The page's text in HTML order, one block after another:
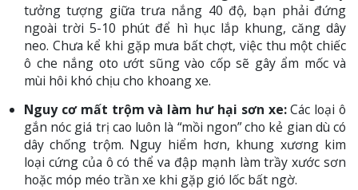
tưởng tượng giữa trưa nắng 40 độ, bạn phải đứng
ngoài trời 5-10 phút để hì hục lắp khung, căng dây
neo. Chưa kể khi gặp mưa bất chợt, việc thu một chiếc
ô che nắng oto ướt sũng vào cốp sẽ gây ẩm mốc và
mùi hôi khó chịu cho khoang xe.
Nguy cơ mất trộm và làm hư hại sơn xe:Các loại ô
gắn nóc giá trị cao luôn là “mồi ngon” cho kẻ gian dù có
dây chống trộm. Nguy hiểm hơn, khung xương kim
loại cứng của ô có thể va đập mạnh làm trầy xước sơn
hoặc móp méo trần xe khi gặp gió lốc bất ngờ.